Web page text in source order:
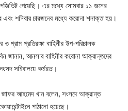
পেয়েছি। এর মধ্যে সোমবার ১১ জনের
এবং শনিবার চারজনের মধ্যে করোনা শনাক্ত হয়।
গ্রাম প্রতিরক্ষা বাহিনীর উপ-পরিচালক
জানান, আনসার বাহিনীর করোনা আক্রান্তদের
সচিবালয়ে কর্মরত।
জাফর আহমেদ খান বলেন, সংসদে আক্রান্ত
পাঠানো হয়েছে।